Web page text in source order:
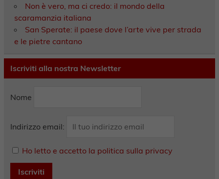
Non è vero, ma ci credo: il mondo della
scaramanzia italiana
San Sperate: il paese dove l’arte vive per strada
e le pietre cantano
Iscriviti alla nostra Newsletter
Nome
Indirizzo email:
Ho letto e accetto la politica sulla privacy